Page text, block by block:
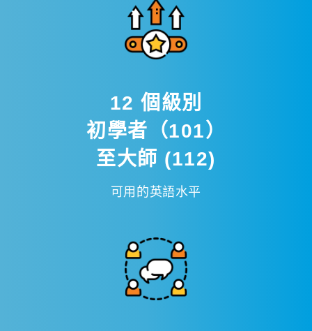
12 個級別
初學者（101）
至大師 (112)
可用的英語水平